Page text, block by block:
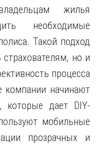
жилья
необходимые
Такой подход
но и
процесса
компании начинают
которые дает DIY-
мобильные
прозрачных и